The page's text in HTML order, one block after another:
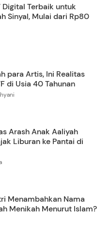
Digital Terbaik untuk
Sinyal, Mulai dari Rp80
para Artis, Ini Realitas
di Usia 40 Tahunan
Arash Anak Aaliyah
Liburan ke Pantai di
Menambahkan Nama
Menikah Menurut Islam?